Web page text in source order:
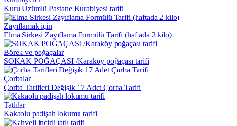
Kuru Üzümlü Pastane Kurabiyesi tarifi
Zayıflamak için
Elma Sirkesi Zayıflama Formülü Tarifi (haftada 2 kilo)
Börek ve poğaçalar
SOKAK POĞAÇASI /Karaköy poğaçası tarifi
Çorbalar
Çorba Tarifleri Değişik 17 Adet Çorba Tarifi
Tatlılar
Kakaolu padişah lokumu tarifi